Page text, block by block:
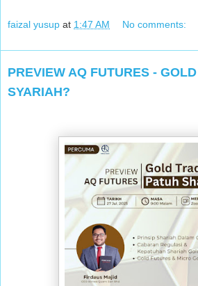
faizal yusup at 1:47 AM No comments:
PREVIEW AQ FUTURES -
SYARIAH?